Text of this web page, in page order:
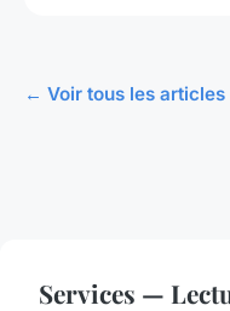
← Voir tous les
Services —